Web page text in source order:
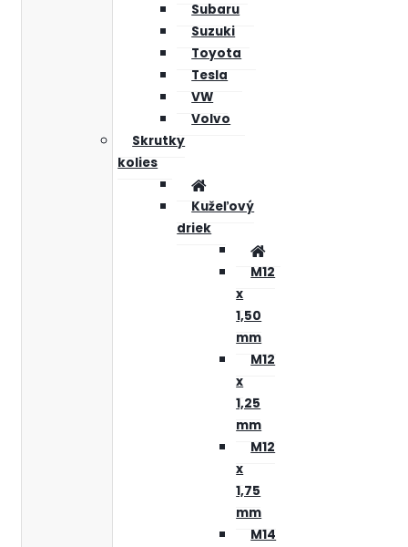
Subaru
Suzuki
Toyota
Tesla
VW
Volvo
Skrutky
kolies
Kužeľový
driek
M12
x
1,50
mm
M12
x
1,25
mm
M12
x
1,75
mm
M14